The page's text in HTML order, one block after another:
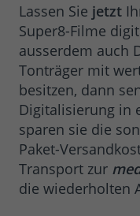
Lassen Sie jetzt
Super8-Filme
ausserdem auch
Tonträger mit
besitzen, dann
Digitalisierung in
sparen sie die
Paket-
Transport zur
die wiederholten